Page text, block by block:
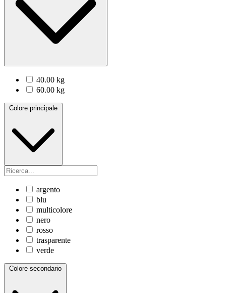
40.00 kg
60.00 kg
Colore principale
argento
blu
multicolore
nero
rosso
trasparente
verde
Colore secondario